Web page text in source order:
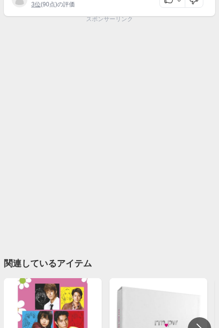
3位(90点)の評価
スポンサーリンク
関連しているアイテム